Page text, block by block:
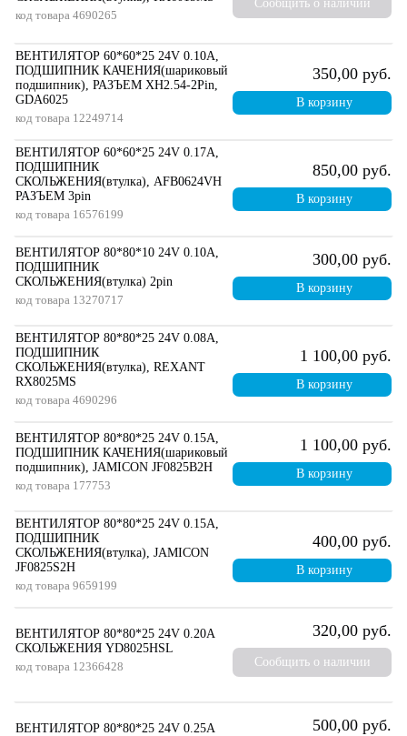
код товара 4690265
Сообщить о наличии
ВЕНТИЛЯТОР 60*60*25 24V 0.10A,
ПОДШИПНИК КАЧЕНИЯ(шариковый
подшипник), РАЗЪЕМ XH2.54-2Pin,
GDA6025
код товара 12249714
350,00 руб.
В корзину
ВЕНТИЛЯТОР 60*60*25 24V 0.17A,
ПОДШИПНИК
СКОЛЬЖЕНИЯ(втулка), AFB0624VH
РАЗЪЕМ 3pin
код товара 16576199
850,00 руб.
В корзину
ВЕНТИЛЯТОР 80*80*10 24V 0.10A,
ПОДШИПНИК
СКОЛЬЖЕНИЯ(втулка) 2pin
код товара 13270717
300,00 руб.
В корзину
ВЕНТИЛЯТОР 80*80*25 24V 0.08А,
ПОДШИПНИК
СКОЛЬЖЕНИЯ(втулка), REXANT
RX8025MS
код товара 4690296
1 100,00 руб.
В корзину
ВЕНТИЛЯТОР 80*80*25 24V 0.15A,
ПОДШИПНИК КАЧЕНИЯ(шариковый
подшипник), JAMICON JF0825B2H
код товара 177753
1 100,00 руб.
В корзину
ВЕНТИЛЯТОР 80*80*25 24V 0.15A,
ПОДШИПНИК
СКОЛЬЖЕНИЯ(втулка), JAMICON
JF0825S2H
код товара 9659199
400,00 руб.
В корзину
ВЕНТИЛЯТОР 80*80*25 24V 0.20A
СКОЛЬЖЕНИЯ YD8025HSL
код товара 12366428
320,00 руб.
Сообщить о наличии
ВЕНТИЛЯТОР 80*80*25 24V 0.25A 500,00 руб.